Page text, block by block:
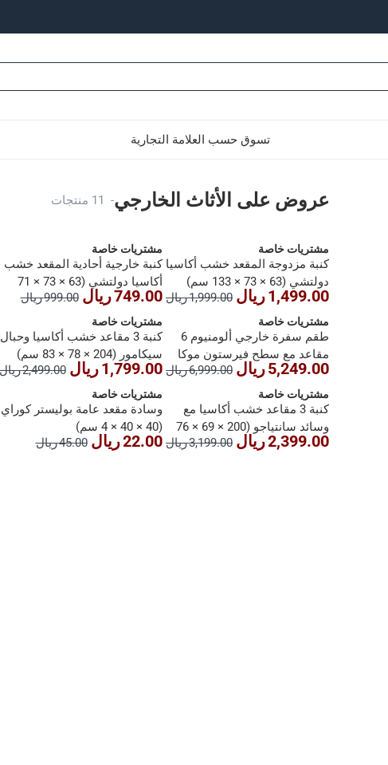
تسوق حسب العلامة التجارية
الخارجي
عروض على الأثاث الخارجي- 11 منتجات
مشتريات خاصة
كنبة مزدوجة المقعد خشب أكاسيا
دولتشي (63 × 73 × 133 سم)
1,499.00 ريال 1,999.00 ريال
مشتريات خاصة
كنبة خارجية أحادية المقعد خشب
أكاسيا دولتشي (63 × 73 × 71
سم)
749.00 ريال 999.00 ريال
مشتريات خاصة
طقم سفرة خارجي ألومنيوم 6
مقاعد مع سطح فيرستون موكا
5,249.00 ريال 6,999.00 ريال
مشتريات خاصة
كنبة 3 مقاعد خشب أكاسيا وحبال
سيكامور (204 × 78 × 83 سم)
1,799.00 ريال 2,499.00 ريال
مشتريات خاصة
كنبة 3 مقاعد خشب أكاسيا مع
وسائد سانتياجو (200 × 69 × 76
سم)
2,399.00 ريال 3,199.00 ريال
مشتريات خاصة
وسادة مقعد عامة بوليستر كوراي
(40 × 40 × 4 سم)
22.00 ريال 45.00 ريال